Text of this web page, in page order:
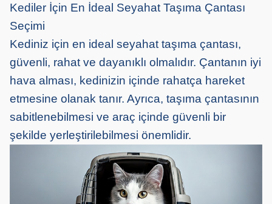
Kediler İçin En İdeal Seyahat Taşıma Çantası
Seçimi
Kediniz için en ideal seyahat taşıma çantası,
güvenli, rahat ve dayanıklı olmalıdır. Çantanın iyi
hava alması, kedinizin içinde rahatça hareket
etmesine olanak tanır. Ayrıca, taşıma çantasının
sabitlenebilmesi ve araç içinde güvenli bir
şekilde yerleştirilebilmesi önemlidir.